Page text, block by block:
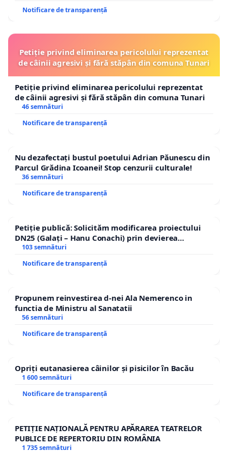
Notificare de transparență
Petiție privind eliminarea pericolului reprezentat
de câinii agresivi și fără stăpân din comuna Tunari
Petiție privind eliminarea pericolului reprezentat
de câinii agresivi și fără stăpân din comuna Tunari
46 semnături
Notificare de transparență
Nu dezafectați bustul poetului Adrian Păunescu din
Parcul Grădina Icoanei! Stop cenzurii culturale!
36 semnături
Notificare de transparență
Petiție publică: Solicităm modificarea proiectului
DN25 (Galați – Hanu Conachi) prin devierea
traseului în afara localităților!
103 semnături
Notificare de transparență
Propunem reinvestirea d-nei Ala Nemerenco in
functia de Ministru al Sanatatii
56 semnături
Notificare de transparență
Opriți eutanasierea câinilor și pisicilor în Bacău
1 600 semnături
Notificare de transparență
PETIȚIE NAȚIONALĂ PENTRU APĂRAREA TEATRELOR
PUBLICE DE REPERTORIU DIN ROMÂNIA
1 735 semnături